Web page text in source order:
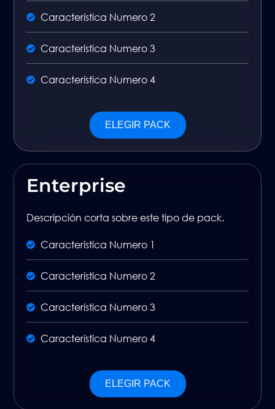
Característica Numero 2
Característica Numero 3
Característica Numero 4
ELEGIR PACK
Enterprise
Descripción corta sobre este tipo de pack.
Característica Numero 1
Característica Numero 2
Característica Numero 3
Característica Numero 4
ELEGIR PACK